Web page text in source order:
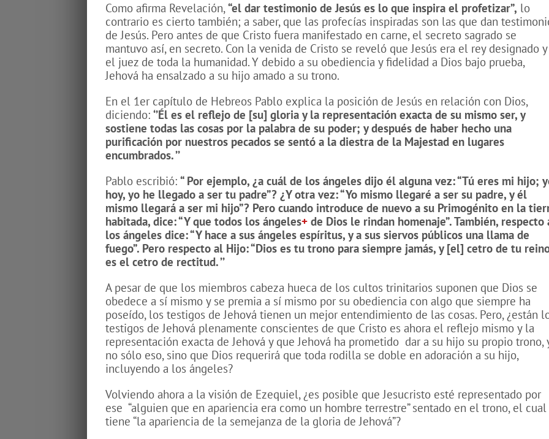
Como afirma Revelación,“el dar testimonio de Jesús es lo que inspira el profetizar”, lo
contrario es cierto también; a saber, que las profecías inspiradas son las que dan
de Jesús. Pero antes de que Cristo fuera manifestado en carne, el secreto sagrado se
mantuvo así, en secreto. Con la venida de Cristo se reveló que Jesús era el rey designado y
el juez de toda la humanidad. Y debido a su obediencia y fidelidad a Dios bajo prueba,
Jehová ha ensalzado a su hijo amado a su trono.
En el 1er capítulo de Hebreos Pablo explica la posición de Jesús en relación con Dios,
diciendo: ‘’Él es el reflejo de [su] gloria y la representación exacta de su mismo ser, y
sostiene todas las cosas por la palabra de su poder; y después de haber hecho una
purificación por nuestros pecados se sentó a la diestra de la Majestad en lugares
encumbrados. ’’
Pablo escribió: “Por ejemplo, ¿a cuál de los ángeles dijo él alguna vez: “Tú eres mi hijo;
hoy, yo he llegado a ser tu padre”? ¿Y otra vez: “Yo mismo llegaré a ser su padre, y él
mismo llegará a ser mi hijo”? Pero cuando introduce de nuevo a su Primogénito en la
habitada, dice: “Y que todos los ángeles+ de Dios le rindan homenaje”. También, respecto
los ángeles dice: “Y hace a sus ángeles espíritus, y a sus siervos públicos una llama de
fuego”. Pero respecto al Hijo: “Dios es tu trono para siempre jamás, y [el] cetro de tu
es el cetro de rectitud. ’’
A pesar de que los miembros cabeza hueca de los cultos trinitarios suponen que Dios se
obedece a sí mismo y se premia a sí mismo por su obediencia con algo que siempre ha
poseído, los testigos de Jehová tienen un mejor entendimiento de las cosas. Pero, ¿están
testigos de Jehová plenamente conscientes de que Cristo es ahora el reflejo mismo y la
representación exacta de Jehová y que Jehová ha prometido dar a su hijo su propio trono,
no sólo eso, sino que Dios requerirá que toda rodilla se doble en adoración a su hijo,
incluyendo a los ángeles?
Volviendo ahora a la visión de Ezequiel, ¿es posible que Jesucristo esté representado por
ese “alguien que en apariencia era como un hombre terrestre” sentado en el trono, el cual
tiene “la apariencia de la semejanza de la gloria de Jehová”?